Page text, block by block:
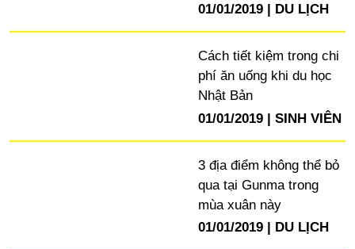
01/01/2019
DU LỊCH
Cách tiết kiệm trong chi
phí ăn uống khi du học
Nhật Bản
01/01/2019
SINH VIÊN
3 địa điểm không thể bỏ
qua tại Gunma trong
mùa xuân này
01/01/2019
DU LỊCH